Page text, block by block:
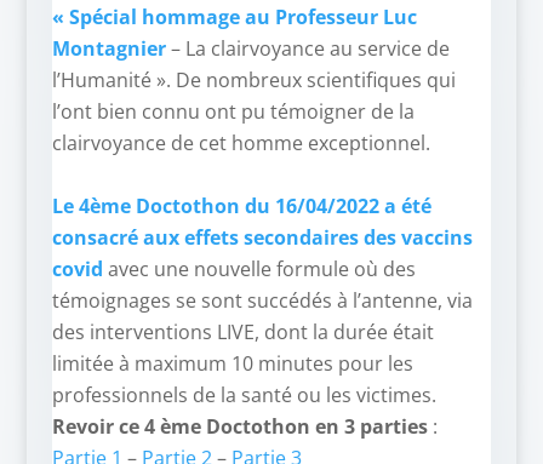
« Spécial hommage au Professeur Luc
Montagnier– La clairvoyance au service de
l’Humanité ». De nombreux scientifiques qui
l’ont bien connu ont pu témoigner de la
clairvoyance de cet homme exceptionnel.
Le 4ème Doctothon du 16/04/2022 a été
consacré aux effets secondaires des vaccins
covid avec une nouvelle formule où des
témoignages se sont succédés à l’antenne, via
des interventions LIVE, dont la durée était
limitée à maximum 10 minutes pour les
professionnels de la santé ou les victimes.
Revoir ce 4 ème Doctothon en 3 parties:
Partie 1 – Partie 2– Partie 3